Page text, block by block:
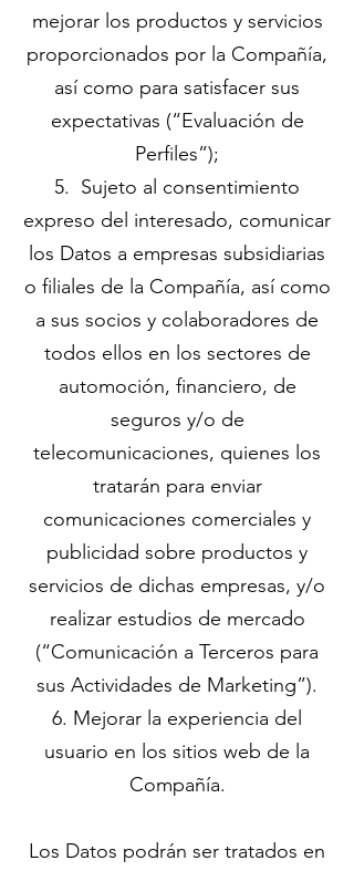
mejorar los productos y servicios
proporcionados por la Compañía,
así como para satisfacer sus
expectativas (“Evaluación de
Perfiles”);
5. Sujeto al consentimiento
expreso del interesado, comunicar
los Datos a empresas subsidiarias
o filiales de la Compañía, así como
a sus socios y colaboradores de
todos ellos en los sectores de
automoción, financiero, de
seguros y/o de
telecomunicaciones, quienes los
tratarán para enviar
comunicaciones comerciales y
publicidad sobre productos y
servicios de dichas empresas, y/o
realizar estudios de mercado
(“Comunicación a Terceros para
sus Actividades de Marketing”).
6. Mejorar la experiencia del
usuario en los sitios web de la
Compañía.
Los Datos podrán ser tratados en